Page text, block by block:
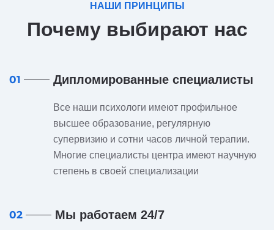
НАШИ ПРИНЦИПЫ
Почему выбирают нас
01 Дипломированные специалисты
Все наши психологи имеют профильное
высшее образование, регулярную
супервизию и сотни часов личной терапии.
Многие специалисты центра имеют научную
степень в своей специализации
02 Мы работаем 24/7